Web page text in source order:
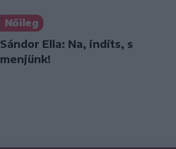
Nőileg
Sándor Ella: Na, indíts, s
menjünk!